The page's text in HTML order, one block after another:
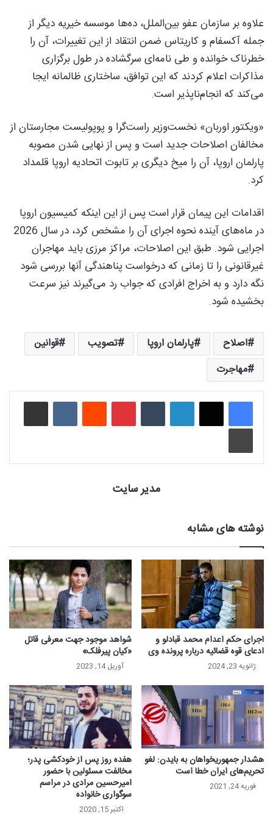
علاوه بر سازمان عفو بین‌الملل، ده‌ها موسسه خیریه دیگر از
جمله آکسفام و کاریتاس ضمن انتقاد از این تغییرات، آن را
خطرناک خوانده و طی نامه‌ای سرگشاده در طول برگزاری
مذاکرات اعلام کردند که این توافق، ساختاری ظالمانه ایجا
می‌کند که انجام‌ناپذیر است.
«ویکتور اوربان» نخست‌وزیر راست‌گرا و پوپولیست مجارستان از
مخالفان اصلاحات جدید است و پس از نهایی شدن مصوبه
پارلمان اروپا، آن را میخ دیگری بر تابوت اتحادیه اروپا قلمداد
کرد.
اقدامات این پیمان قرار است پس از این اینکه کمیسیون اروپا
در ماه‌های آینده نحوه اجرای آن را مشخص کرد، در سال 2026
اجرایی شود. طبق این اصلاحات، مراکز مرزی باید مهاجران
غیرقانونی را تا زمانی که درخواست پناهندگی آنها بررسی شود
نگه دارد و به اخراج افرادی که جواب رد می‌گیرند نیز سرعت
بخشیده شود.
اصلاح پارلمان اروپا تصویب
قوانین
مهاجرت
لینکدین ‫تامبلر ‫پین‌ترست‫رددیت ‫VKontakteاشتراک گذاری از طریق ایمیل
چاپ
مدیر سایت
نوشته های مشابه
اجرای حکم اعدام محمد قبادلو و
ادعای قوه قضائیه درباره پرونده وی
ژانویه 23, 2024
شواهد موجود جهت معرفی قاتل
«کیان پیرفلک»
آوریل 14, 2023
هشدار جمهوریخواهان به بایدن: لغو
تحریم‌های ایران خطا است
فوریه 24, 2021
هفده روز پس از خودکشی پدر؛
مخالفت مسئولین با حضور
امیرحسین مرادی در مراسم
سوگواری خانواده
اکتبر 15, 2020